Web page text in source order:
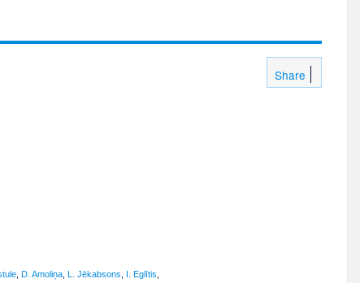
Share
, D. Amoliņa, L. Jēkabsons I. Eglītis